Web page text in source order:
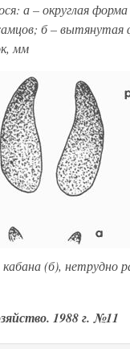
а – округлая
б – вытянутая
мм
(б), нетрудно
1988 г. №11